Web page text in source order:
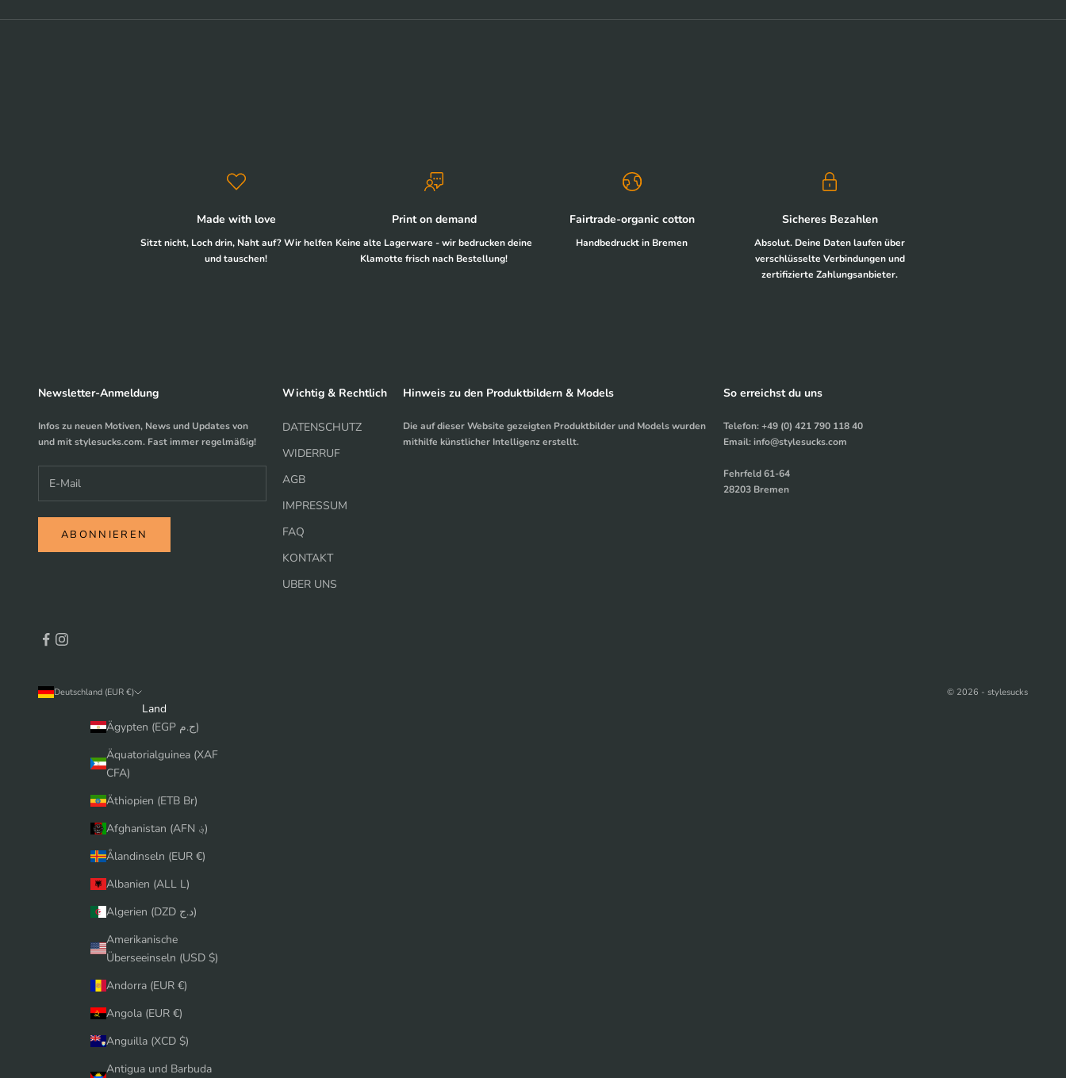
Made with love
Sitzt nicht, Loch drin, Naht auf? Wir helfen
und tauschen!
Print on demand
Keine alte Lagerware - wir bedrucken deine
Klamotte frisch nach Bestellung!
Fairtrade-organic cotton
Handbedruckt in Bremen
Sicheres Bezahlen
Absolut. Deine Daten laufen über
verschlüsselte Verbindungen und
zertifizierte Zahlungsanbieter.
Newsletter-Anmeldung
Infos zu neuen Motiven, News und Updates von
und mit stylesucks.com. Fast immer regelmäßig!
ABONNIEREN
Wichtig & Rechtlich
DATENSCHUTZ
WIDERRUF
AGB
IMPRESSUM
FAQ
KONTAKT
UBER UNS
Hinweis zu den Produktbildern & Models
Die auf dieser Website gezeigten Produktbilder und Models wurden
mithilfe künstlicher Intelligenz erstellt.
So erreichst du uns
Telefon: +49 (0) 421 790 118 40
Email: info@stylesucks.com
Fehrfeld 61-64
28203 Bremen
Deutschland (EUR €)
Land
Ägypten (EGP ج.م)
Äquatorialguinea (XAF
CFA)
Äthiopien (ETB Br)
Afghanistan (AFN ؋)
Ålandinseln (EUR €)
Albanien (ALL L)
Algerien (DZD د.ج)
Amerikanische
Überseeinseln (USD $)
Andorra (EUR €)
Angola (EUR €)
Anguilla (XCD $)
Antigua und Barbuda
© 2026 - stylesucks